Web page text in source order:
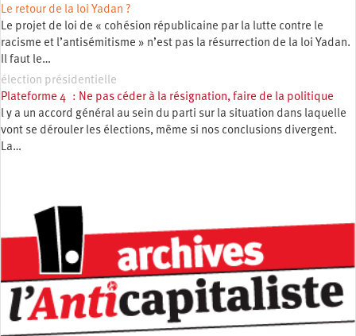
Le retour de la loi Yadan ?
Le projet de loi de « cohésion républicaine par la lutte contre le
racisme et l’antisémitisme » n’est pas la résurrection de la loi Yadan.
Il faut le…
élection présidentielle
Plateforme 4 : Ne pas céder à la résignation, faire de la politique
l y a un accord général au sein du parti sur la situation dans laquelle
vont se dérouler les élections, même si nos conclusions divergent.
La…